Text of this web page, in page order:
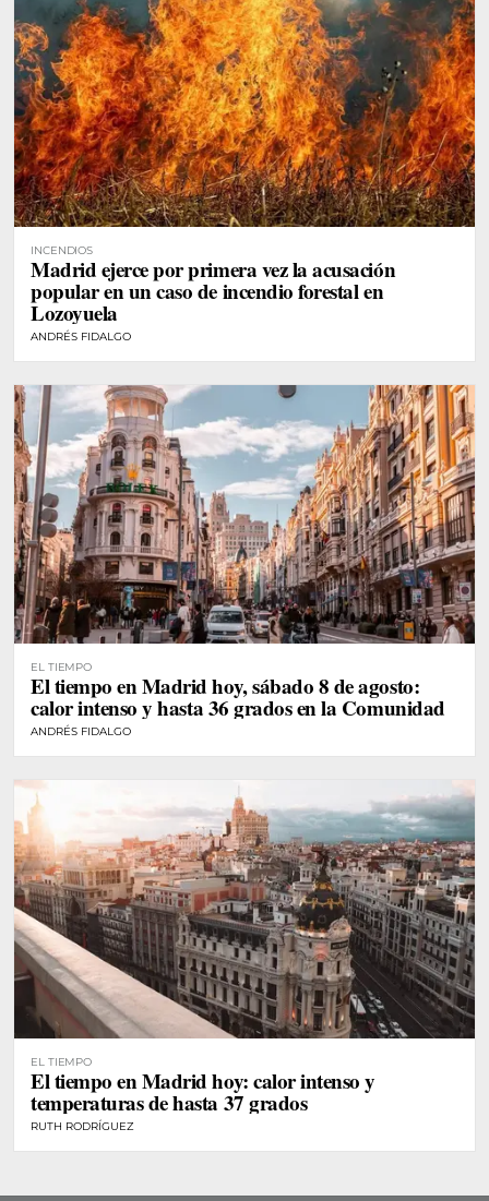
INCENDIOS
Madrid ejerce por primera vez la acusación
popular en un caso de incendio forestal en
Lozoyuela
ANDRÉS FIDALGO
EL TIEMPO
El tiempo en Madrid hoy, sábado 8 de agosto:
calor intenso y hasta 36 grados en la Comunidad
ANDRÉS FIDALGO
EL TIEMPO
El tiempo en Madrid hoy: calor intenso y
temperaturas de hasta 37 grados
RUTH RODRÍGUEZ